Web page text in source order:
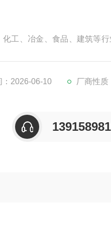
工、冶金、食品、建筑等
：2026-06-10 厂商性质